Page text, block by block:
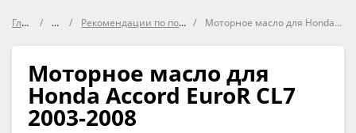
Главная ФорумРекомендации по подбору масла в HONDA Моторное масло для Honda Accord EuroR CL7 2003-2008
Моторное масло для
Honda Accord EuroR CL7
2003-2008